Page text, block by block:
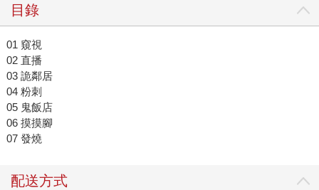
目錄
01 窺視
02 直播
03 詭鄰居
04 粉刺
05 鬼飯店
06 摸摸腳
07 發燒
配送方式